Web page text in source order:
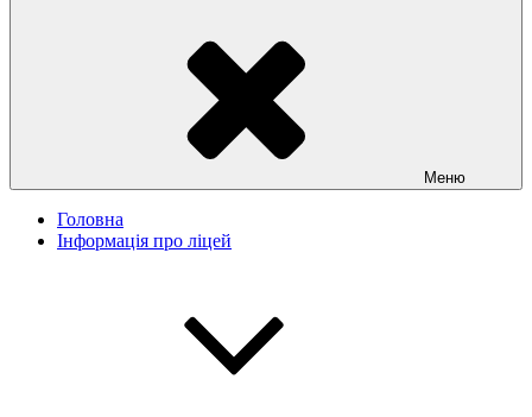
Меню
Головна
Інформація про ліцей